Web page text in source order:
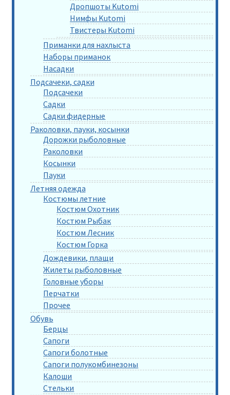
Дропшоты Kutomi
Нимфы Kutomi
Твистеры Kutomi
Приманки для нахлыста
Наборы приманок
Насадки
Подсачеки, садки
Подсачеки
Садки
Садки фидерные
Раколовки, пауки, косынки
Дорожки рыболовные
Раколовки
Косынки
Пауки
Летняя одежда
Костюмы летние
Костюм Охотник
Костюм Рыбак
Костюм Лесник
Костюм Горка
Дождевики, плащи
Жилеты рыболовные
Головные уборы
Перчатки
Прочее
Обувь
Берцы
Сапоги
Сапоги болотные
Сапоги полукомбинезоны
Калоши
Стельки